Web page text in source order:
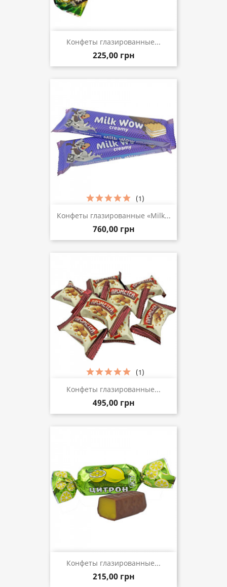
Конфеты глазированные...
225,00 грн
Конфеты глазированные «Milk...
760,00 грн
(1)
Конфеты глазированные...
495,00 грн
(1)
Конфеты глазированные...
215,00 грн